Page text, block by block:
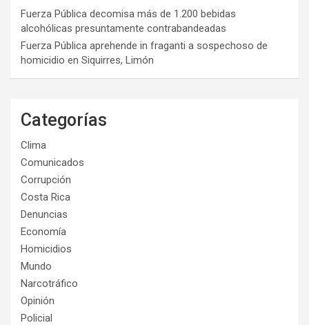
Fuerza Pública decomisa más de 1.200 bebidas
alcohólicas presuntamente contrabandeadas
Fuerza Pública aprehende in fraganti a sospechoso de
homicidio en Siquirres, Limón
Categorías
Clima
Comunicados
Corrupción
Costa Rica
Denuncias
Economía
Homicidios
Mundo
Narcotráfico
Opinión
Policial